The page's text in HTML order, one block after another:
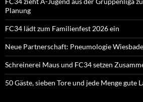
Planung
FC34 lädt zum Familienfest 2026 ein
Neue Partnerschaft: Pneumologie
Schreinerei Maus und FC34 setzen
50 Gäste, sieben Tore und jede Menge gute